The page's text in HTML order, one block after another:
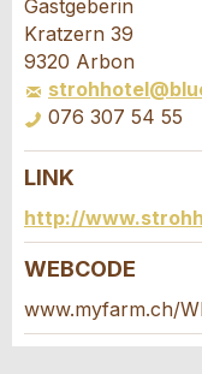
Feedback
Questo
Annuncio
* Ingresso
Gastgeberin
Kratzern 39
9320 Arbon
076 307 54 55
Richiesta
Scrivere un
da contattare
LINK
http://
WEBCODE
www.myfarm.ch/